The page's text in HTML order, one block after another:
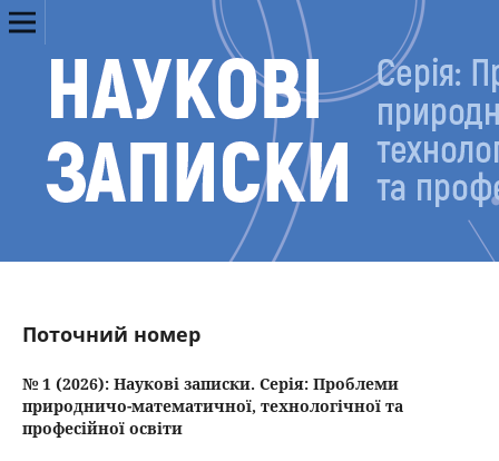
Поточний номер
№ 1 (2026): Наукові записки. Серія: Проблеми
природничо-математичної, технологічної та
професійної освіти